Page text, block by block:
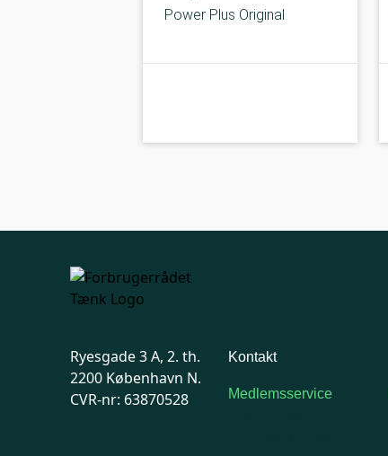
Power Plus Original
Ryesgade 3 A, 2. th.
2200 København N.
CVR-nr: 63870528
Kontakt
Medlemsservice